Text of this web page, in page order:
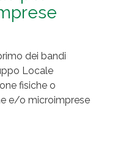
dei bandi
Locale
fisiche o
e/o microimprese